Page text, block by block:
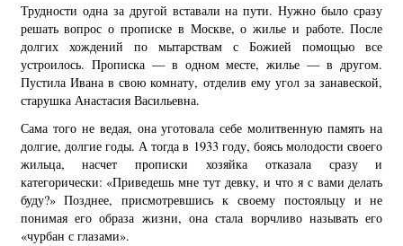
Трудности одна за другой вставали на пути. Нужно было сразу
решать вопрос о прописке в Москве, о жилье и работе. После
долгих хождений по мытарствам с Божией помощью все
устроилось. Прописка — в одном месте, жилье — в другом.
Пустила Ивана в свою комнату, отделив ему угол за занавеской,
старушка Анастасия Васильевна.
Сама того не ведая, она уготовала себе молитвенную память на
долгие, долгие годы. А тогда в 1933 году, боясь молодости своего
жильца, насчет прописки хозяйка отказала сразу и
категорически: «Приведешь мне тут девку, и что я с вами делать
буду?» Позднее, присмотревшись к своему постояльцу и не
понимая его образа жизни, она стала ворчливо называть его
«чурбан с глазами».